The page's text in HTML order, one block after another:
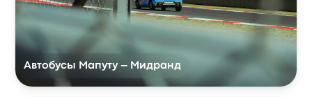
Автобусы Мапуту – Мидранд